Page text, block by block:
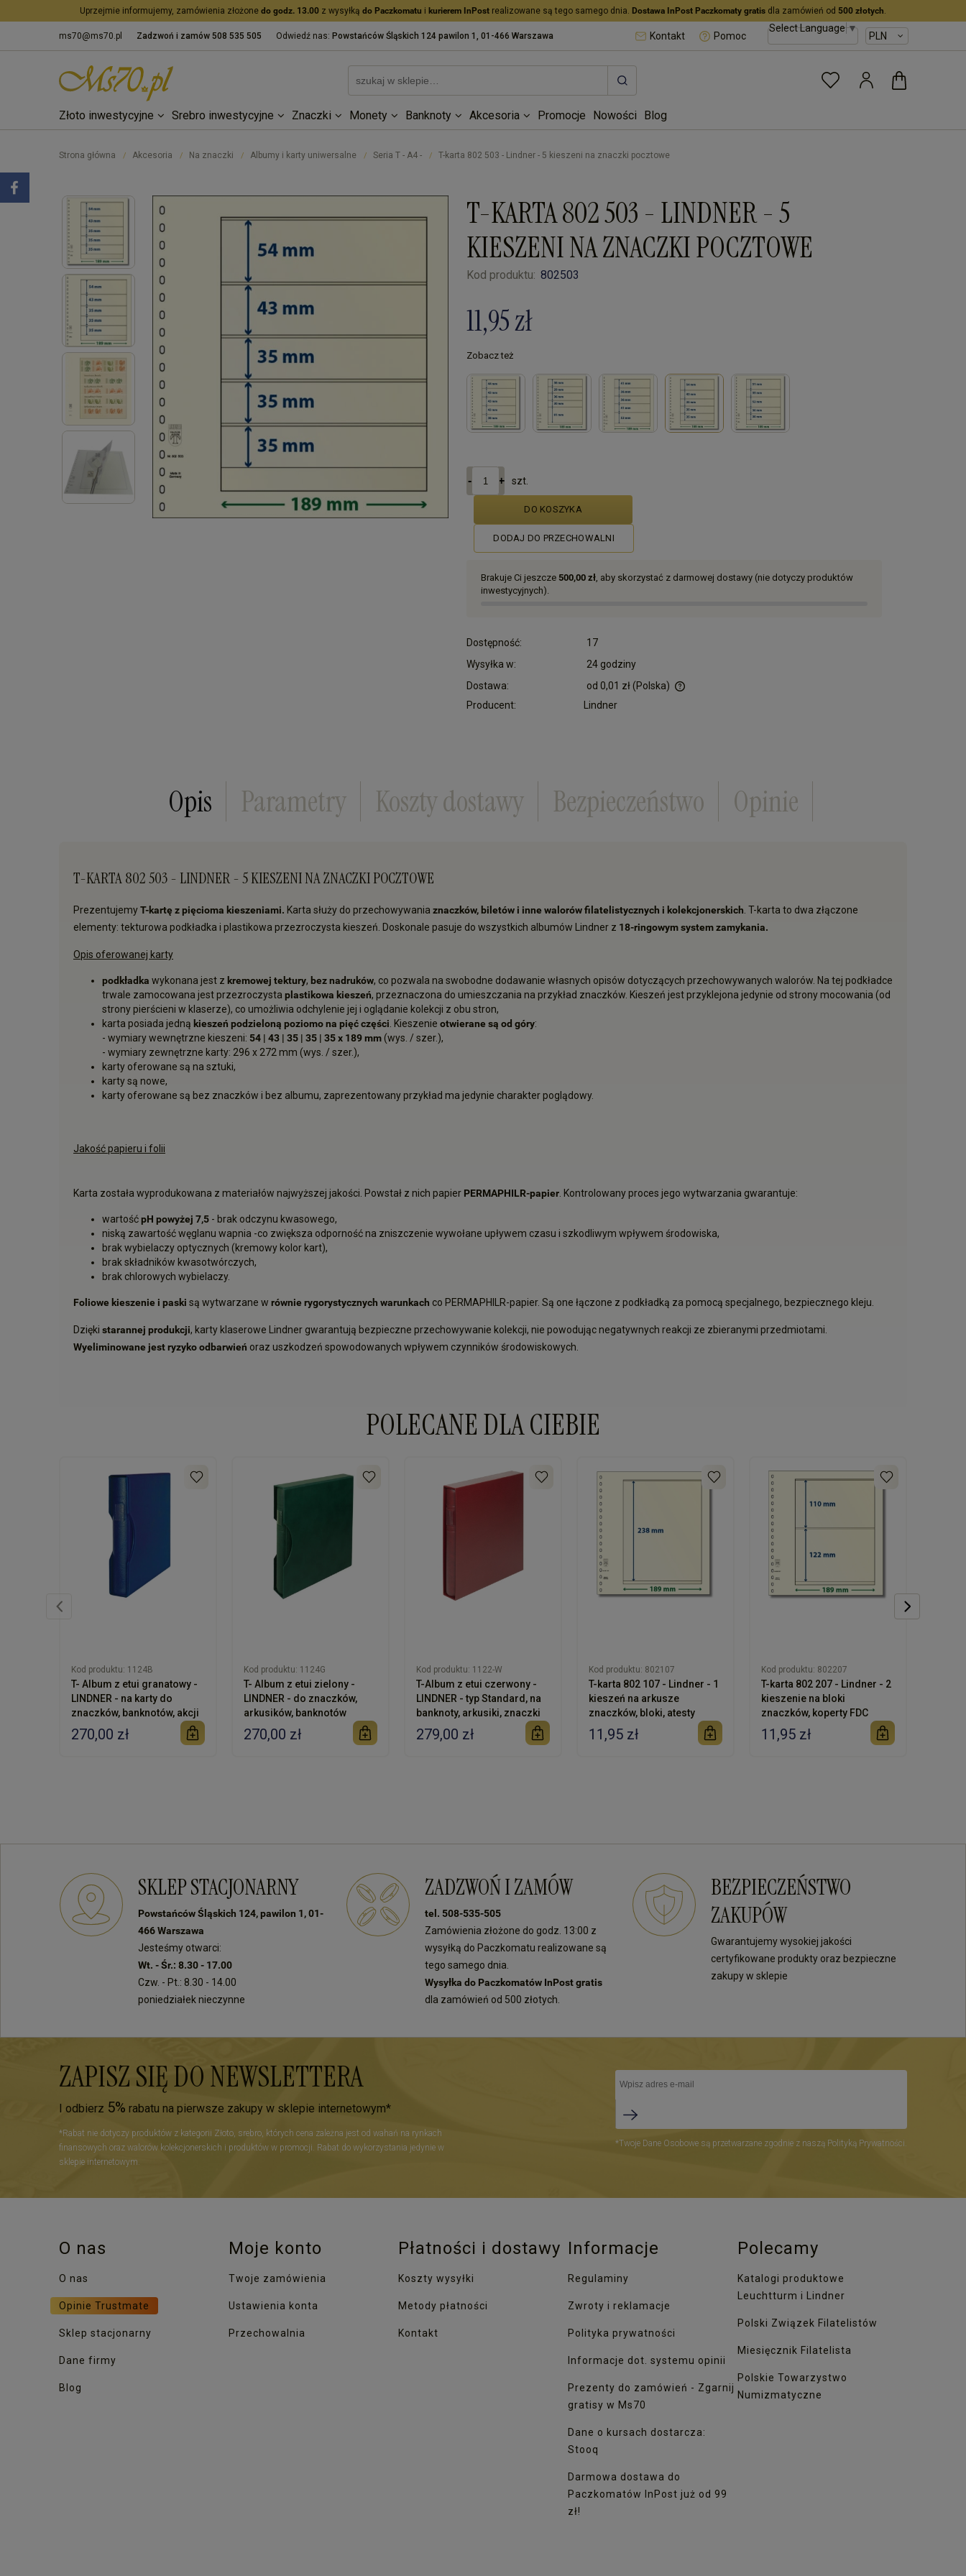
Uprzejmie informujemy, zamówienia złożone do godz. 13.00 z wysyłką do Paczkomatu i kurierem InPost realizowane są tego samego dnia. Dostawa InPost Paczkomaty gratis dla zamówień od 500 złotych.
Select Language▼
ms70@ms70.pl Zadzwoń i zamów 508 535 505 Odwiedź nas: Powstańców Śląskich 124 pawilon 1, 01-466 Warszawa Kontakt Pomoc
Złoto inwestycyjne Srebro inwestycyjne Znaczki Monety Banknoty Akcesoria Promocje Nowości Blog
Strona główna / Akcesoria / Na znaczki / Albumy i karty uniwersalne / Seria T - A4 - / T-karta 802 503 - Lindner - 5 kieszeni na znaczki pocztowe
T-KARTA 802 503 - LINDNER - 5
KIESZENI NA ZNACZKI POCZTOWE
Kod produktu: 802503
11,95 zł
Zobacz też
szt.
DO KOSZYKA
DODAJ DO PRZECHOWALNI
Brakuje Ci jeszcze 500,00 zł, aby skorzystać z darmowej dostawy (nie dotyczy produktów
inwestycyjnych).
Dostępność:
17
Wysyłka w:
24 godziny
Dostawa:
od 0,01 zł(Polska)
Producent: Lindner
Opis Parametry Koszty dostawy Bezpieczeństwo Opinie
T-KARTA 802 503 - LINDNER - 5 KIESZENI NA ZNACZKI POCZTOWE
PrezentujemyT-kartę z pięcioma kieszeniami. Karta służy do przechowywania znaczków, biletów i inne walorów filatelistycznych i kolekcjonerskich . T-karta to dwa złączone
elementy: tekturowa podkładka i plastikowa przezroczysta kieszeń. Doskonale pasuje do wszystkich albumów Lindner z 18-ringowym system zamykania.
Opis oferowanej karty
podkładka wykonana jest z kremowej tektury, bez nadruków, co pozwala na swobodne dodawanie własnych opisów dotyczących przechowywanych walorów. Na tej podkładce
trwale zamocowana jest przezroczysta plastikowa kieszeń, przeznaczona do umieszczania na przykład znaczków. Kieszeń jest przyklejona jedynie od strony mocowania (od
strony pierścieni w klaserze), co umożliwia odchylenie jej i oglądanie kolekcji z obu stron,
karta posiada jedną kieszeń podzieloną poziomo na pięć części . Kieszenie otwierane są od góry:
- wymiary wewnętrzne kieszeni: 54 | 43 | 35 | 35 | 35 x 189 mm(wys. / szer.),
- wymiary zewnętrzne karty: 296 x 272 mm (wys. / szer.),
karty oferowane są na sztuki,
karty są nowe,
karty oferowane są bez znaczków i bez albumu, zaprezentowany przykład ma jedynie charakter poglądowy.
Jakość papieru i folii
Karta została wyprodukowana z materiałów najwyższej jakości. Powstał z nich papier PERMAPHILR-papier . Kontrolowany proces jego wytwarzania gwarantuje:
wartośćpH powyżej 7,5 - brak odczynu kwasowego,
niską zawartość węglanu wapnia -co zwiększa odporność na zniszczenie wywołane upływem czasu i szkodliwym wpływem środowiska,
brak wybielaczy optycznych (kremowy kolor kart),
brak składników kwasotwórczych,
brak chlorowych wybielaczy.
Foliowe kieszenie i paski są wytwarzane w równie rygorystycznych warunkach co PERMAPHILR-papier. Są one łączone z podkładką za pomocą specjalnego, bezpiecznego kleju.
Dzięki starannej produkcji, karty klaserowe Lindner gwarantują bezpieczne przechowywanie kolekcji, nie powodując negatywnych reakcji ze zbieranymi przedmiotami.
Wyeliminowane jest ryzyko odbarwień oraz uszkodzeń spowodowanych wpływem czynników środowiskowych.
POLECANE DLA CIEBIE
Kod produktu: 1124B
T- Album z etui granatowy -
LINDNER - na karty do
znaczków, banknotów, akcji
270,00 zł
Kod produktu: 1124G
T- Album z etui zielony -
LINDNER - do znaczków,
arkusików, banknotów
270,00 zł
Kod produktu: 1122-W
T-Album z etui czerwony -
LINDNER - typ Standard, na
banknoty, arkusiki, znaczki
279,00 zł
Kod produktu: 802107
T-karta 802 107 - Lindner - 1
kieszeń na arkusze
znaczków, bloki, atesty
11,95 zł
Kod produktu: 802207
T-karta 802 207 - Lindner - 2
kieszenie na bloki
znaczków, koperty FDC
11,95 zł
SKLEP STACJONARNY
Powstańców Śląskich 124, pawilon 1, 01-
466 Warszawa
Jesteśmy otwarci:
Wt. - Śr.: 8.30 - 17.00
Czw. - Pt.: 8.30 - 14.00
poniedziałek nieczynne
ZADZWOŃ I ZAMÓW
tel. 508-535-505
Zamówienia złożone do godz. 13:00 z
wysyłką do Paczkomatu realizowane są
tego samego dnia.
Wysyłka do Paczkomatów InPost gratis
dla zamówień od 500 złotych.
BEZPIECZEŃSTWO
ZAKUPÓW
Gwarantujemy wysokiej jakości
certyfikowane produkty oraz bezpieczne
zakupy w sklepie
ZAPISZ SIĘ DO NEWSLETTERA
I odbierz 5% rabatu na pierwsze zakupy w sklepie internetowym*
*Rabat nie dotyczy produktów z kategorii Złoto, srebro, których cena zależna jest od wahań na rynkach
finansowych oraz walorów kolekcjonerskich i produktów w promocji. Rabat do wykorzystania jedynie w
sklepie internetowym.
*Twoje Dane Osobowe są przetwarzane zgodnie z naszą Polityką Prywatności.
O nas
O nas
Opinie Trustmate
Sklep stacjonarny
Dane firmy
Blog
Moje konto
Twoje zamówienia
Ustawienia konta
Przechowalnia
Płatności i dostawy
Koszty wysyłki
Metody płatności
Kontakt
Informacje
Regulaminy
Zwroty i reklamacje
Polityka prywatności
Informacje dot. systemu opinii
Prezenty do zamówień - Zgarnij
gratisy w Ms70
Dane o kursach dostarcza:
Stooq
Darmowa dostawa do
Paczkomatów InPost już od 99
zł!
Polecamy
Katalogi produktowe
Leuchtturm i Lindner
Polski Związek Filatelistów
Miesięcznik Filatelista
Polskie Towarzystwo
Numizmatyczne